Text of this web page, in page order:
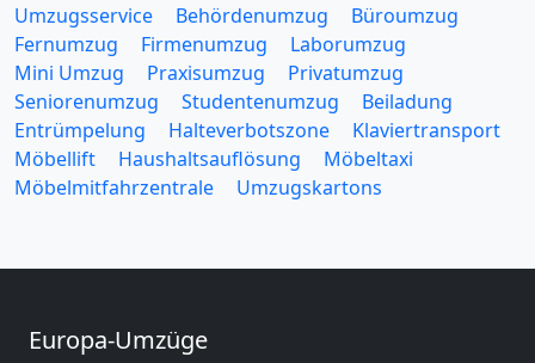
Umzugsservice Behördenumzug
Büroumzug
Fernumzug
Firmenumzug
Laborumzug
Mini Umzug
Praxisumzug
Privatumzug
Seniorenumzug
Studentenumzug
Beiladung
Entrümpelung
Halteverbotszone
Klaviertransport
Möbellift
Haushaltsauflösung
Möbeltaxi
Möbelmitfahrzentrale
Umzugskartons
Europa-Umzüge